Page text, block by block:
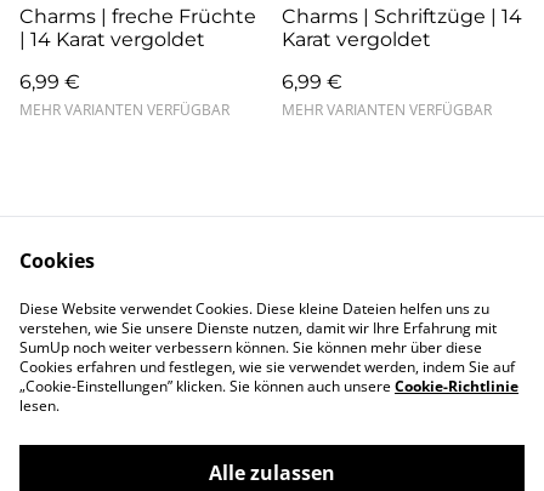
Charms | freche Früchte
| 14 Karat vergoldet
6,99 €
MEHR VARIANTEN VERFÜGBAR
Charms | Schriftzüge | 14
Karat vergoldet
6,99 €
MEHR VARIANTEN VERFÜGBAR
Kontakt
Pflege
Garantie und
AGB
Versand & Lieferung
Zahlung
Impressum
Datenschutz
Cookies
Diese Website verwendet Cookies. Diese kleine Dateien helfen uns zu
verstehen, wie Sie unsere Dienste nutzen, damit wir Ihre Erfahrung mit
SumUp noch weiter verbessern können. Sie können mehr über diese
Cookies erfahren und festlegen, wie sie verwendet werden, indem Sie auf
„Cookie-Einstellungen” klicken. Sie können auch unsereCookie-Richtlinie
lesen.
Alle zulassen